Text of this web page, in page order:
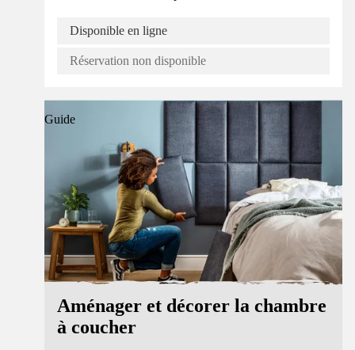
Disponible en ligne
Réservation non disponible
Guide
Aménager et décorer la chambre
à coucher